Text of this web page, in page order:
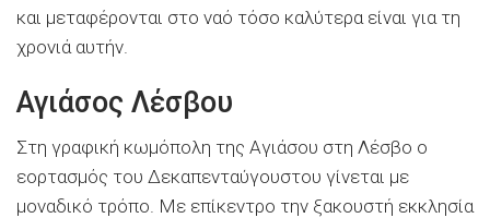
και μεταφέρονται στο ναό τόσο καλύτερα είναι για τη
χρονιά αυτήν.
Αγιάσος Λέσβου
Στη γραφική κωμόπολη της Αγιάσου στη Λέσβο ο
εορτασμός του Δεκαπενταύγουστου γίνεται με
μοναδικό τρόπο. Με επίκεντρο την ξακουστή εκκλησία